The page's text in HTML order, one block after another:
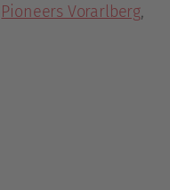
Pioneers Vorarlberg,